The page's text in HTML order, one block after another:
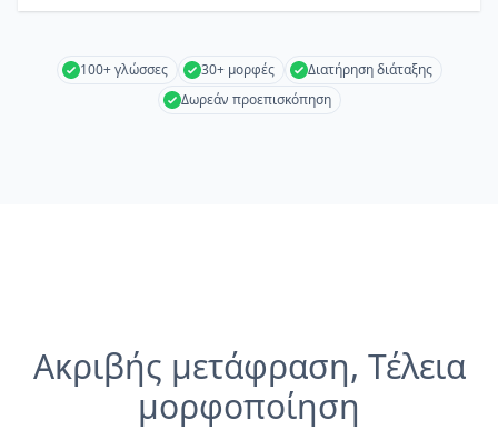
100+ γλώσσες 30+ μορφές
Διατήρηση διάταξης
Δωρεάν προεπισκόπηση
Ακριβής μετάφραση, Τέλεια
μορφοποίηση